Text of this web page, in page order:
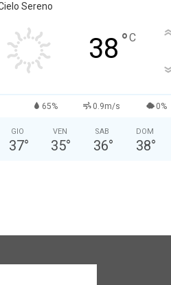
Sereno
38 °C
65% 0.9m/s 0%
GIO
37°
VEN
35°
SAB
36°
DOM
38°